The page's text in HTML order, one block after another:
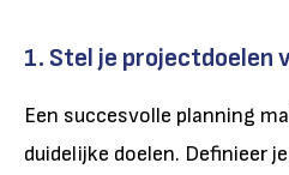
1. Stel je projectdoelen
Een succesvolle planning
duidelijke doelen. Definieer